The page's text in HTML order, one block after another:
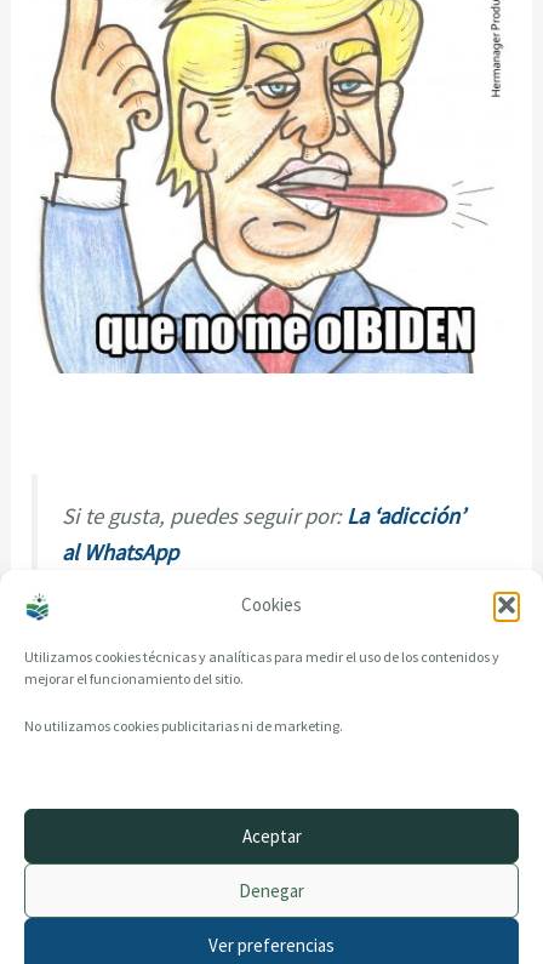
Cookies
Utilizamos cookies técnicas y analíticas para medir el uso de los contenidos y
mejorar el funcionamiento del sitio.
No utilizamos cookies publicitarias ni de marketing.
Aceptar
Denegar
Ver preferencias
Si te gusta, puedes seguir por:La ‘adicción’
al WhatsApp
© 2014–2026 creandotuprovincia.es · Todos los derechos reservados
Política de Cookies